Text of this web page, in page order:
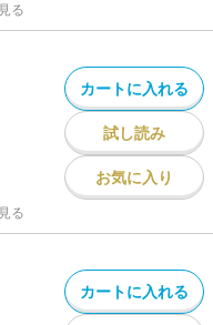
る
カートに入れる
試し読み
お気に入り
る
カートに入れる